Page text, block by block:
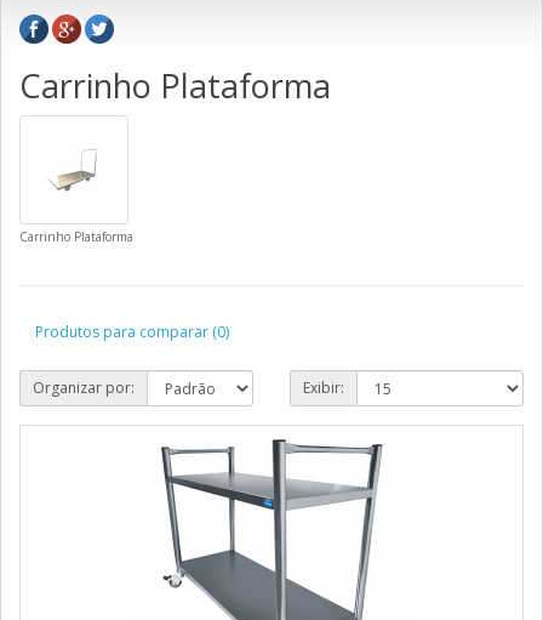
Carrinho Plataforma
Carrinho Plataforma
Produtos para comparar (0)
Organizar por: Exibir: